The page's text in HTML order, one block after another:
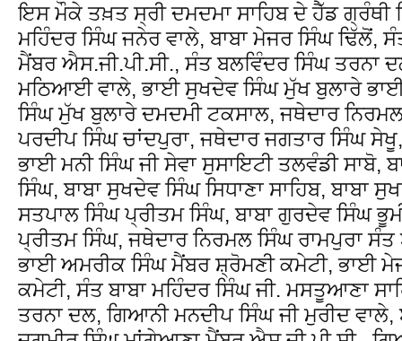
ਇਸ ਮੌਕੇ ਤਖ਼ਤ ਸ੍ਰੀ ਦਮਦਮਾ ਸਾਹਿਬ ਦੇ ਹੈੱਡ ਗ੍ਰੰਥੀ
ਮਹਿੰਦਰ ਸਿੰਘ ਜਨੇਰ ਵਾਲੇ, ਬਾਬਾ ਮੇਜਰ ਸਿੰਘ ਢਿੱਲੋਂ,
ਮੈਂਬਰ ਐਸ.ਜੀ.ਪੀ.ਸੀ., ਸੰਤ ਬਲਵਿੰਦਰ ਸਿੰਘ ਤਰਨਾ
ਮਠਿਆਈ ਵਾਲੇ, ਭਾਈ ਸੁਖਦੇਵ ਸਿੰਘ ਮੁੱਖ ਬੁਲਾਰੇ
ਸਿੰਘ ਮੁੱਖ ਬੁਲਾਰੇ ਦਮਦਮੀ ਟਕਸਾਲ, ਜਥੇਦਾਰ
ਪਰਦੀਪ ਸਿੰਘ ਚਾਂਦਪੁਰਾ, ਜਥੇਦਾਰ ਜਗਤਾਰ ਸਿੰਘ
ਭਾਈ ਮਨੀ ਸਿੰਘ ਜੀ ਸੇਵਾ ਸੁਸਾਇਟੀ ਤਲਵੰਡੀ ਸਾਬੋ,
ਸਿੰਘ, ਬਾਬਾ ਸੁਖਦੇਵ ਸਿੰਘ ਸਿਧਾਣਾ ਸਾਹਿਬ, ਬਾਬਾ
ਸਤਪਾਲ ਸਿੰਘ ਪ੍ਰੀਤਮ ਸਿੰਘ, ਬਾਬਾ ਗੁਰਦੇਵ ਸਿੰਘ
ਪ੍ਰੀਤਮ ਸਿੰਘ, ਜਥੇਦਾਰ ਨਿਰਮਲ ਸਿੰਘ ਰਾਮਪੁਰਾ ਸੰਤ
ਭਾਈ ਅਮਰੀਕ ਸਿੰਘ ਮੈਂਬਰ ਸ਼੍ਰੋਮਣੀ ਕਮੇਟੀ, ਭਾਈ
ਕਮੇਟੀ, ਸੰਤ ਬਾਬਾ ਮਹਿੰਦਰ ਸਿੰਘ ਜੀ. ਮਸਤੂਆਣਾ
ਤਰਨਾ ਦਲ, ਗਿਆਨੀ ਮਨਦੀਪ ਸਿੰਘ ਜੀ ਮੁਰੀਦ ਵਾਲੇ,